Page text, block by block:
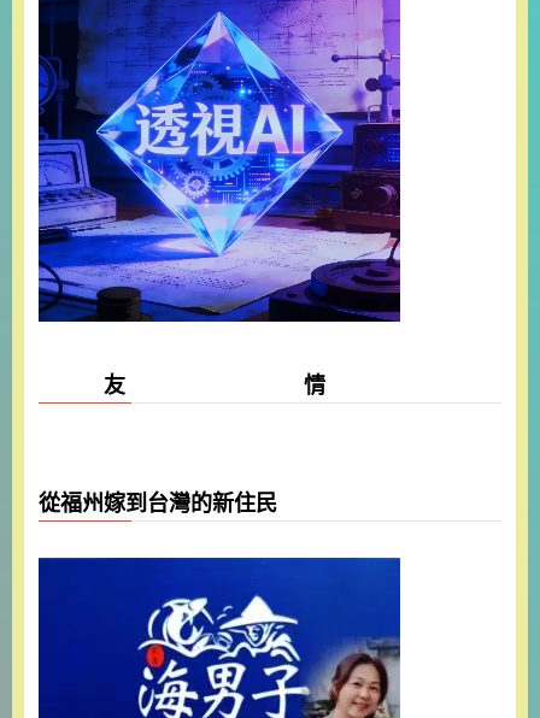
友 情
從福州嫁到台灣的新住民